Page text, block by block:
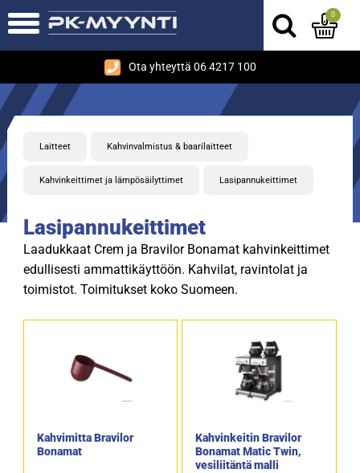
Ota yhteyttä 06 4217 100
0
Laitteet Kahvinvalmistus & baarilaitteet
Kahvinkeittimet ja lämpösäilyttimet Lasipannukeittimet
Lasipannukeittimet
Laadukkaat Crem ja Bravilor Bonamat kahvinkeittimet
edullisesti ammattikäyttöön. Kahvilat, ravintolat ja
toimistot. Toimitukset koko Suomeen.
Kahvimitta Bravilor
Bonamat
Kahvinkeitin Bravilor
Bonamat Matic Twin,
vesiliitäntä malli